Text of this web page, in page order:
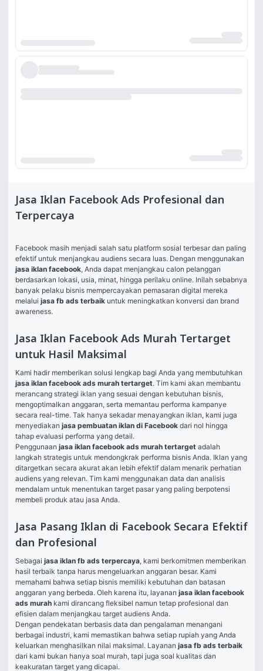
Jasa Iklan Facebook Ads Profesional dan
Terpercaya
Facebook masih menjadi salah satu platform sosial terbesar dan paling
jasa iklan facebook, Anda dapat menjangkau calon pelanggan
berdasarkan lokasi, usia, minat, hingga perilaku online. Inilah sebabnya
banyak pelaku bisnis mempercayakan pemasaran digital mereka
melalui jasa fb ads terbaik untuk meningkatkan konversi dan brand
awareness.
Jasa Iklan Facebook Ads Murah Tertarget
untuk Hasil Maksimal
jasa iklan facebook ads murah tertarget. Tim kami akan membantu
merancang strategi iklan yang sesuai dengan kebutuhan bisnis,
mengoptimalkan anggaran, serta memantau performa kampanye
secara real-time. Tak hanya sekadar menayangkan iklan, kami juga
menyediakan jasa pembuatan iklan di Facebook dari nol hingga
tahap evaluasi performa yang detail.
Penggunaan jasa iklan facebook ads murah tertarget adalah
langkah strategis untuk mendongkrak performa bisnis Anda. Iklan yang
ditargetkan secara akurat akan lebih efektif dalam menarik perhatian
audiens yang relevan. Tim kami menggunakan data dan analisis
mendalam untuk menentukan target pasar yang paling berpotensi
membeli produk atau jasa Anda.
Jasa Pasang Iklan di Facebook Secara Efektif
dan Profesional
Sebagai jasa iklan fb ads terpercaya, kami berkomitmen memberikan
hasil terbaik tanpa harus mengeluarkan anggaran besar. Kami
memahami bahwa setiap bisnis memiliki kebutuhan dan batasan
anggaran yang berbeda. Oleh karena itu, layanan jasa iklan facebook
ads murah kami dirancang fleksibel namun tetap profesional dan
efisien dalam menjangkau target audiens Anda.
Dengan pendekatan berbasis data dan pengalaman menangani
berbagai industri, kami memastikan bahwa setiap rupiah yang Anda
keluarkan menghasilkan nilai maksimal. Layanan jasa fb ads terbaik
dari kami bukan hanya soal murah, tapi juga soal kualitas dan
keakuratan target yang dicapai.